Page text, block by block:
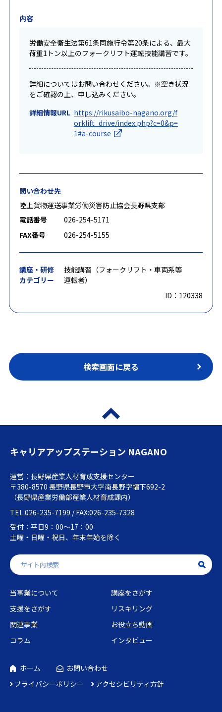
内容
労働安全衛生法第61条同施行令第20条による、最大
荷重1トン以上のフォークリフト運転技能講習です。
詳細についてはお問い合わせください。※空き状況
をご確認の上、申し込みください。
詳細情報URL https://rikusaibo-nagano.org/f
orklift_drive/index.php?c=0&p=
1#a-course
問い合わせ先
陸上貨物運送事業労働災害防止協会長野県支部
電話番号
026-254-5171
FAX番号
026-254-5155
講座・研修
カテゴリー
技能講習（フォークリフト・車両系等
運転者）
ID：120338
検索画面に戻る
キャリアアップステーション NAGANO
運営：長野県産業人材育成支援センター
〒380-8570 長野県長野市大字南長野字幅下692-2
（長野県産業労働部産業人材育成課内）
TEL:026-235-7199 / FAX:026-235-7328
受付：平日9：00～17：00
土曜・日曜・祝日、年末年始を除く
当事業について
講座をさがす
支援をさがす
リスキリング
関連事業
お役立ち動画
コラム
インタビュー
ホーム
お問い合わせ
プライバシーポリシー
アクセシビリティ方針